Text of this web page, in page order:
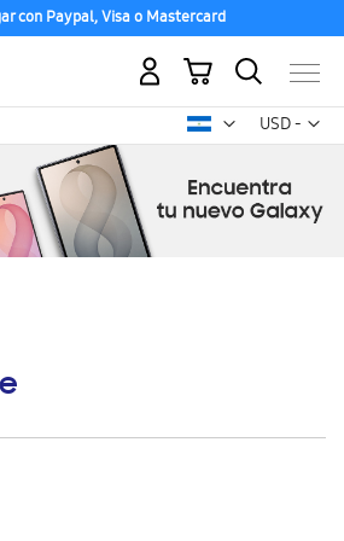
con Paypal, Visa o Mastercard
USD -
dólar
Mi carrito